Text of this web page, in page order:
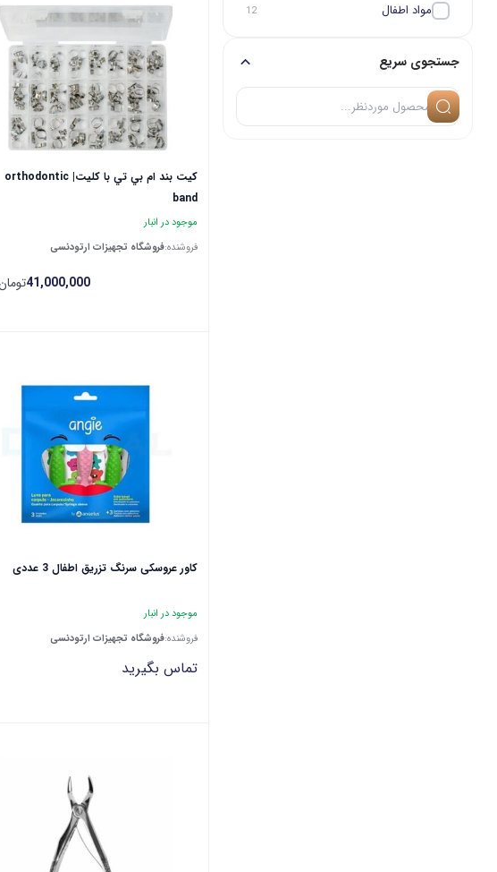
مواد اطفال 12
جستجوی سریع
كيت بند ام بي تي با كليت| orthodontic
band
موجود در انبار
فروشنده:فروشگاه تجهیزات ارتودنسی
41,000,000
کاور عروسکی سرنگ تزریق اطفال 3 عددی
موجود در انبار
فروشنده:فروشگاه تجهیزات ارتودنسی
تماس بگیرید